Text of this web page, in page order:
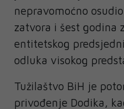
nepravomoćno
zatvora i šest godina
entitetskog
odluka visokog
Tužilaštvo BiH je
privođenje Dodika,